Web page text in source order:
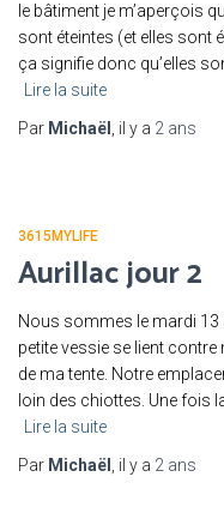
le bâtiment je m’aperçois
sont éteintes (et elles sont
ça signifie donc qu’elles
Lire la suite
Par Michaël , il y a 2 ans
3615MYLIFE
Aurillac jour 2
Nous sommes le mardi 13
petite vessie se lient
de ma tente. Notre
loin des chiottes. Une fois
Lire la suite
Par Michaël , il y a 2 ans